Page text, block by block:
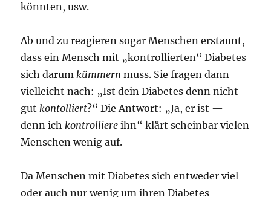
könnten, usw.
Ab und zu reagieren sogar Menschen erstaunt,
dass ein Mensch mit „kontrollierten“ Diabetes
sich darumkümmern muss. Sie fragen dann
vielleicht nach: „Ist dein Diabetes denn nicht
gutkontolliert?“ Die Antwort: „Ja, er ist —
denn ichkontrolliere ihn“ klärt scheinbar vielen
Menschen wenig auf.
Da Menschen mit Diabetes sich entweder viel
oder auch nur wenig um ihren Diabetes